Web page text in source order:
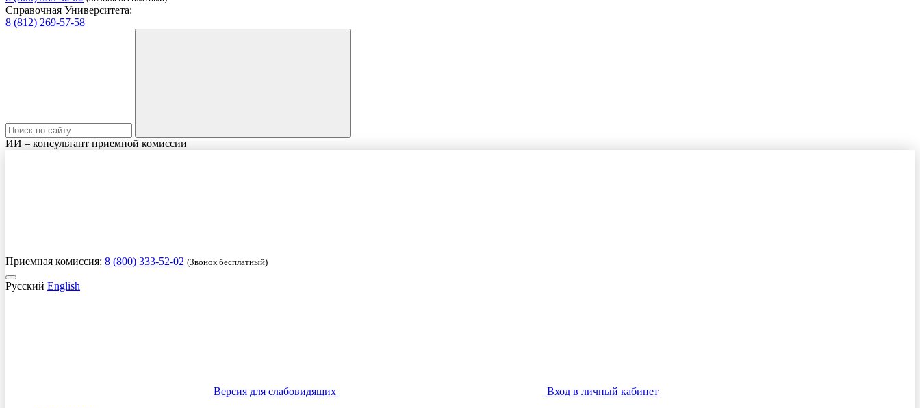
Справочная Университета:
8 (812) 269-57-58
ИИ – консультант приемной комиссии
Приемная комиссия: 8 (800) 333-52-02 (Звонок бесплатный)
Русский English
Версия для слабовидящих
Вход в личный кабинет